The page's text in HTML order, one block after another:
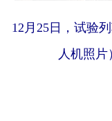
12月25日，试验
人机照